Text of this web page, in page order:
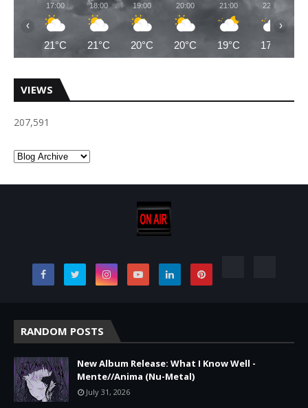
17:00
21°C
18:00
21°C
19:00
20°C
20:00
20°C
21:00
19°C
22:00
17°C
‹ ›
VIEWS
207,591
RANDOM POSTS
New Album Release: What I Know Well -
Mente//Anima (Nu-Metal)
July 31, 2026